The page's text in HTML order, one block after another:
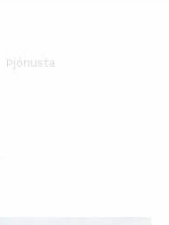
Þjónusta